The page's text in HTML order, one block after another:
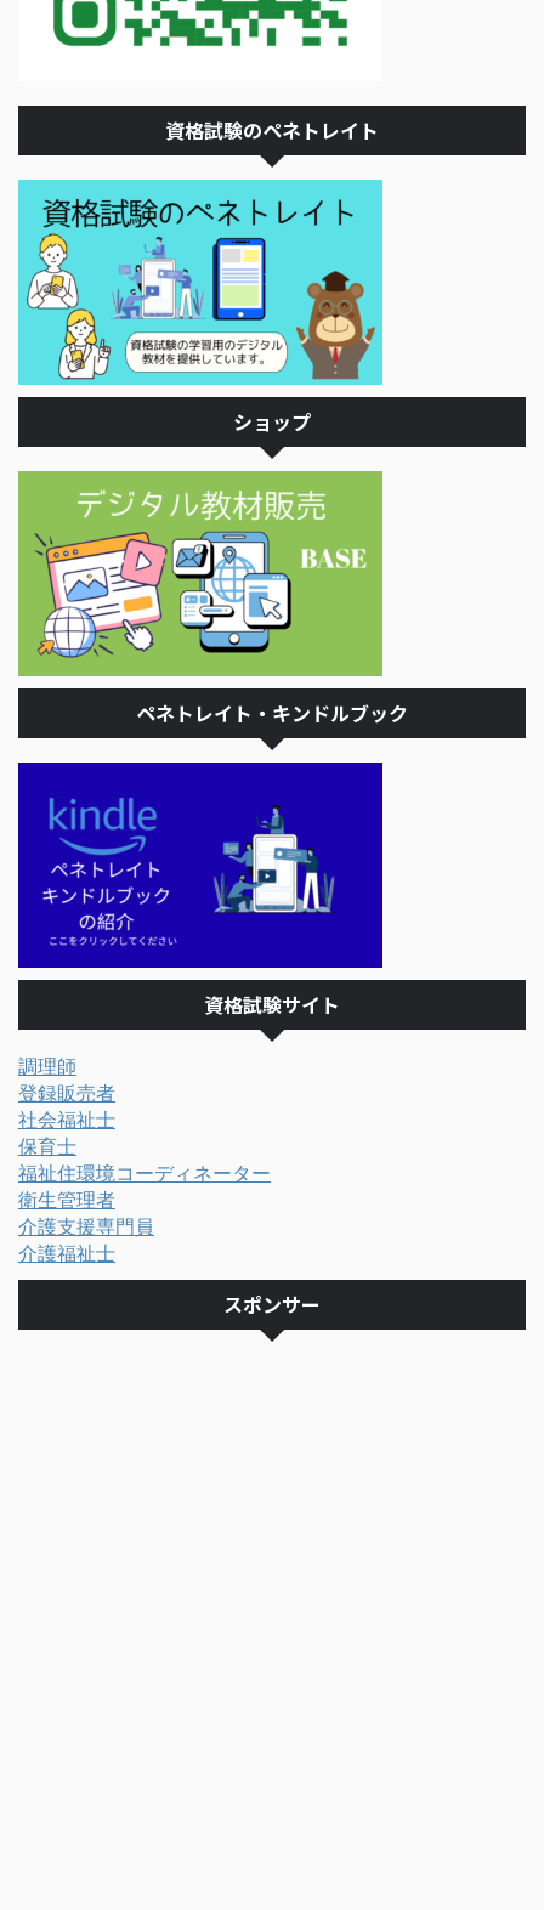
資格試験のペネトレイト
ショップ
ペネトレイト・キンドルブック
資格試験サイト
調理師
登録販売者
社会福祉士
保育士
福祉住環境コーディネーター
衛生管理者
介護支援専門員
介護福祉士
スポンサー